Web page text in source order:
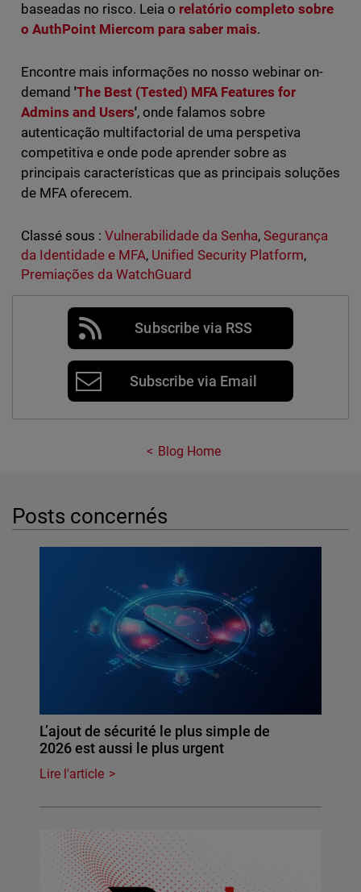
baseadas no risco. Leia o relatório completo sobre
o AuthPoint Miercom para saber mais.
Encontre mais informações no nosso webinar on-
demand 'The Best (Tested) MFA Features for
Admins and Users', onde falamos sobre
autenticação multifactorial de uma perspetiva
competitiva e onde pode aprender sobre as
principais características que as principais soluções
de MFA oferecem.
Classé sous : Vulnerabilidade da Senha,Segurança
da Identidade e MFA, Unified Security Platform,
Premiações da WatchGuard
Subscribe via RSS
Subscribe via Email
Blog Home
Posts concernés
L’ajout de sécurité le plus simple de
2026 est aussi le plus urgent
Lire l'article